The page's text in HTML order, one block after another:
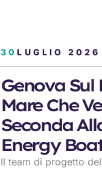
30LUGLIO 2026
Genova Sul
Mare Che
Seconda
Energy
Il team di progetto